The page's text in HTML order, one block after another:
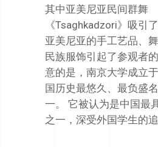
其中亚美尼亚民间群舞
《Tsaghkadzori》吸引
亚美尼亚的手工艺品、
民族服饰引起了参观者
意的是，南京大学成立
国历史最悠久、最负盛
一。 它被认为是中国最
之一，深受外国学生的追